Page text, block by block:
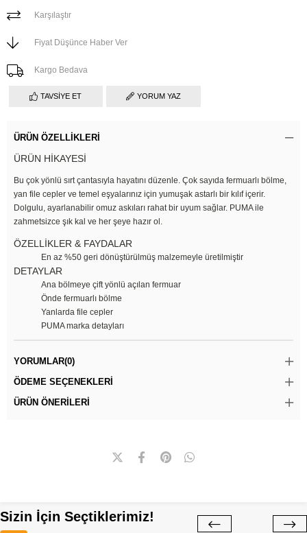
Karşılaştır
Fiyat Düşünce Haber Ver
Kargo Bedava
TAVSIYE ET YORUM YAZ
ÜRÜN ÖZELLIKLERI
ÜRÜN HİKAYESİ
Bu çok yönlü sırt çantasıyla hayatını düzenle. Çok sayıda fermuarlı bölme,
yan file cepler ve temel eşyalarınız için yumuşak astarlı bir kılıf içerir.
Dolgulu, ayarlanabilir omuz askıları rahat bir uyum sağlar. PUMA ile
zahmetsizce şık kal ve her şeye hazır ol.
ÖZELLİKLER & FAYDALAR
En az %50 geri dönüştürülmüş malzemeyle üretilmiştir
DETAYLAR
Ana bölmeye çift yönlü açılan fermuar
Önde fermuarlı bölme
Yanlarda file cepler
PUMA marka detayları
YORUMLAR(0)
ÖDEME SEÇENEKLERI
ÜRÜN ÖNERILERI
Sizin İçin Seçtiklerimiz!